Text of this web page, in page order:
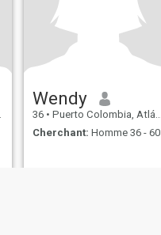
Wendy
36 • Puerto Colombia, Atlántico, Colombie
Cherchant: Homme 36 - 60